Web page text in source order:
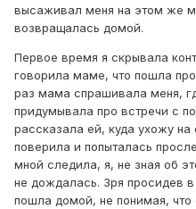
высаживал меня на этом же
возвращалась домой.
Первое время я скрывала
говорила маме, что пошла
раз мама спрашивала меня,
придумывала про встречи с
рассказала ей, куда ухожу
поверила и попыталась
мной следила, я, не зная об
не дождалась. Зря просидев в
пошла домой, не понимая,